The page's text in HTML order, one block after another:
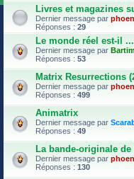
Livres et magazines
Dernier message par
Réponses : 29
Le monde réel est-il
Dernier message par
Réponses : 53
Matrix Resurrections
Dernier message par
Réponses : 499
Animatrix
Dernier message par
Réponses : 49
La bande-originale de
Dernier message par
Réponses : 130